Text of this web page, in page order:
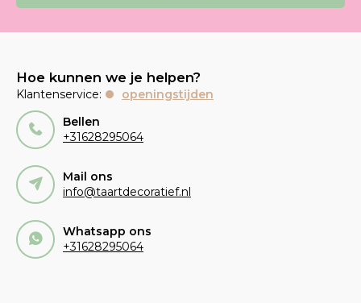
Hoe kunnen we je helpen?
Klantenservice:
openingstijden
Bellen
+31628295064
Mail ons
info@taartdecoratief.nl
Whatsapp ons
+31628295064